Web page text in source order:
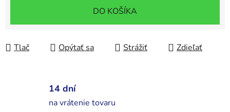
DO KOŠÍKA
Tlač Opýtať sa Strážiť Zdieľať
14 dní
na vrátenie tovaru